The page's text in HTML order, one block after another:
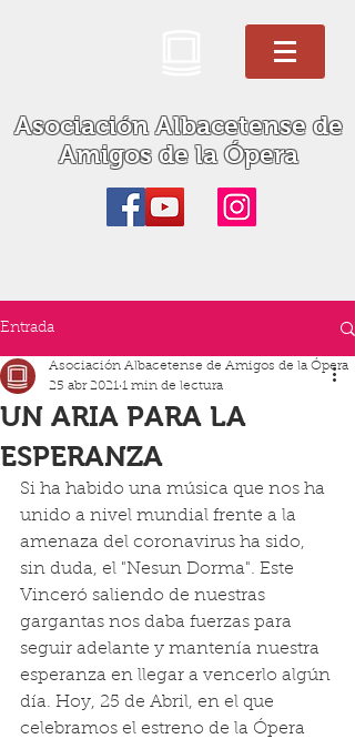
Asociación Albacetense de
Amigos de la Ópera
Entrada
UN ARIA PARA LA
ESPERANZA
Asociación Albacetense de Amigos de la Ópera
25 abr 2021 1 min de lectura
Si ha habido una música que nos ha
unido a nivel mundial frente a la
amenaza del coronavirus ha sido,
sin duda, el "Nesun Dorma". Este
Vinceró saliendo de nuestras
gargantas nos daba fuerzas para
seguir adelante y mantenía nuestra
esperanza en llegar a vencerlo algún
día. Hoy, 25 de Abril, en el que
celebramos el estreno de la Ópera